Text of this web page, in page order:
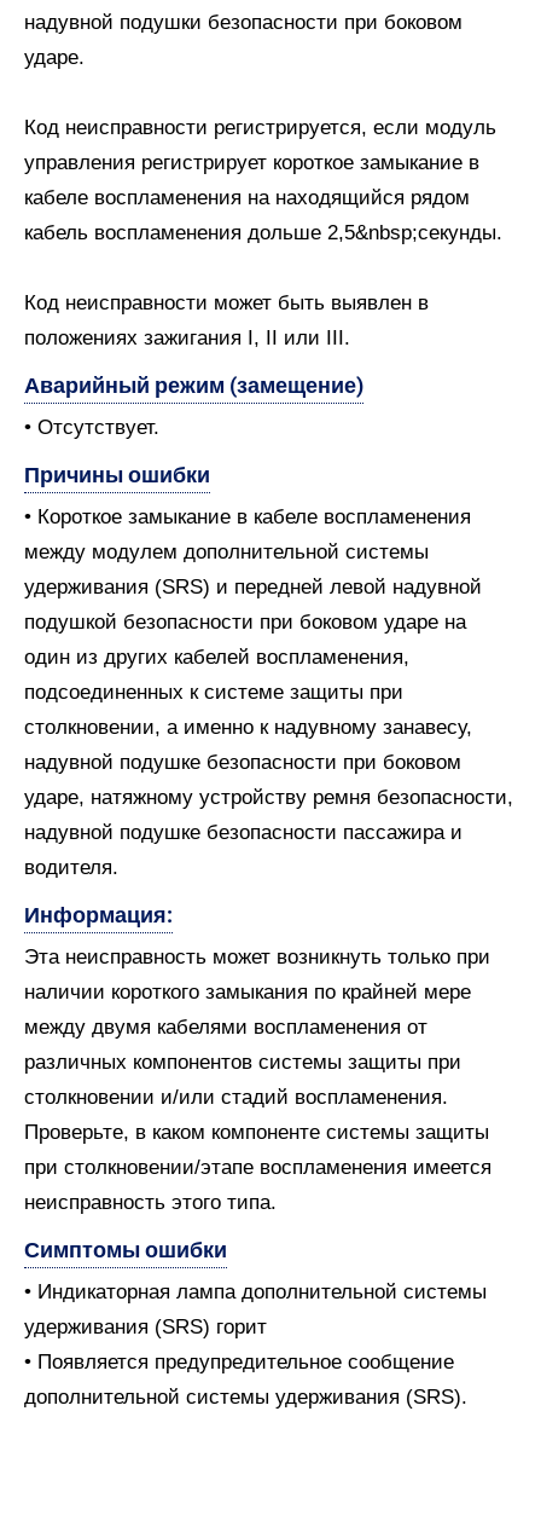
надувной подушки безопасности при боковом
ударе.
Код неисправности регистрируется, если модуль
управления регистрирует короткое замыкание в
кабеле воспламенения на находящийся рядом
кабель воспламенения дольше 2,5&nbsp;секунды.
Код неисправности может быть выявлен в
положениях зажигания I, II или III.
Аварийный режим (замещение)
• Отсутствует.
Причины ошибки
• Короткое замыкание в кабеле воспламенения
между модулем дополнительной системы
удерживания (SRS) и передней левой надувной
подушкой безопасности при боковом ударе на
один из других кабелей воспламенения,
подсоединенных к системе защиты при
столкновении, а именно к надувному занавесу,
надувной подушке безопасности при боковом
ударе, натяжному устройству ремня безопасности,
надувной подушке безопасности пассажира и
водителя.
Информация:
Эта неисправность может возникнуть только при
наличии короткого замыкания по крайней мере
между двумя кабелями воспламенения от
различных компонентов системы защиты при
столкновении и/или стадий воспламенения.
Проверьте, в каком компоненте системы защиты
при столкновении/этапе воспламенения имеется
неисправность этого типа.
Симптомы ошибки
• Индикаторная лампа дополнительной системы
удерживания (SRS) горит
• Появляется предупредительное сообщение
дополнительной системы удерживания (SRS).